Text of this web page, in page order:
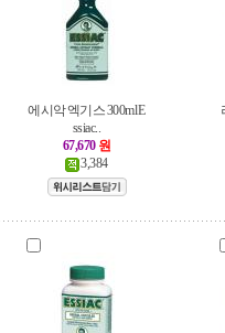
에시악 엑기스 300ml E
ssiac..
67,670 원
3,384